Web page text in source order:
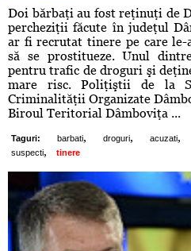
Doi bărbaţi au fost reţinuţi de
percheziţii făcute în judeţul
ar fi recrutat tinere pe care
să se prostitueze. Unul
pentru trafic de droguri şi
mare risc. Poliţiştii de la
Criminalităţii Organizate
Biroul Teritorial Dâmboviţa ...
Taguri: barbati, droguri, acuzati,
suspecti, tinere